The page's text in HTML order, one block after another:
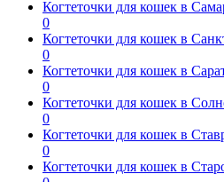
Когтеточки для кошек в
0
Когтеточки для кошек в
0
Когтеточки для кошек в
0
Когтеточки для кошек в
0
Когтеточки для кошек в
0
Когтеточки для кошек в